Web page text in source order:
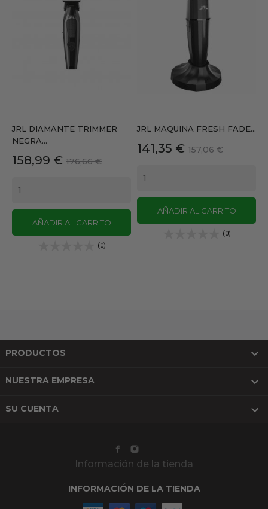
JRL DIAMANTE TRIMMER
NEGRA...
Precio
158,99 € Precio
176,66 €
AÑADIR AL CARRITO
(0)
JRL MAQUINA FRESH FADE...
Precio
141,35 € Precio
157,06 €
AÑADIR AL CARRITO
(0)
PRODUCTOS 
NUESTRA EMPRESA 
SU CUENTA 
Información de la tienda
INFORMACIÓN DE LA TIENDA